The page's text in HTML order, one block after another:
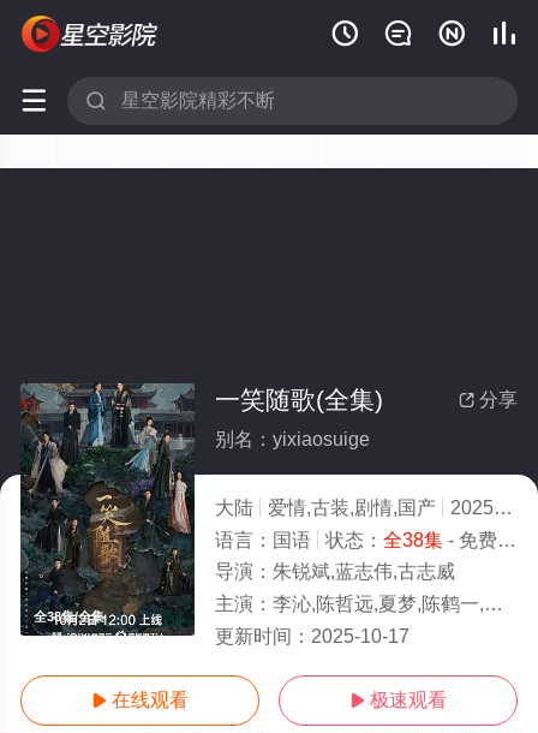
   
 
全38集/全集
 分享
一笑随歌(全集)
别名：yixiaosuige
大陆 爱情,古装,剧情,国产 2025
7.0
语言： 国语 状态： 全38集- 免费在线观看
导演： 朱锐斌,蓝志伟,古志威
主演： 李沁,陈哲远,夏梦,陈鹤一,左叶,秦天宇,辛凯丽,张珹朗,盛英豪,王子
更新时间： 2025-10-17
 在线观看  极速观看